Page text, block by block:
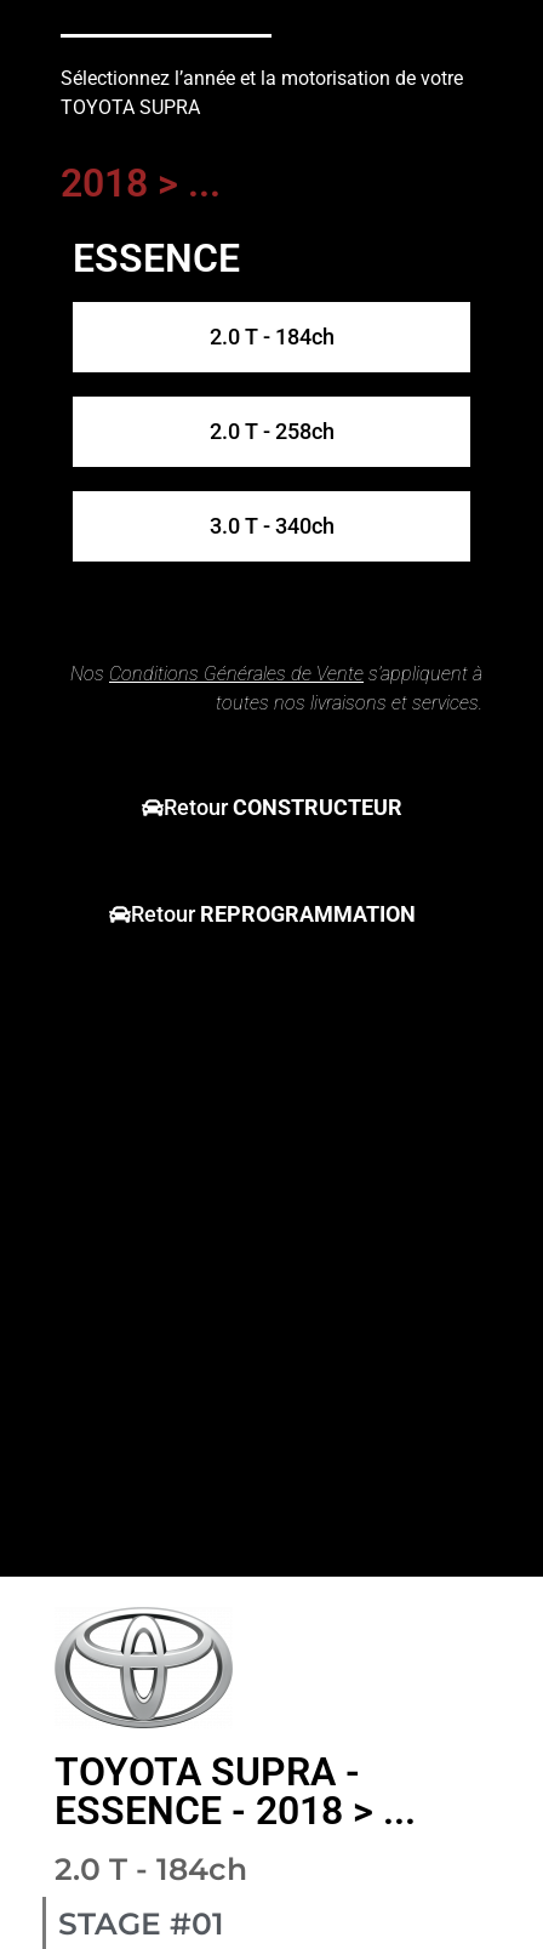
Sélectionnez l’année et la motorisation de votre
TOYOTA SUPRA
2018 > ...
ESSENCE
2.0 T - 184ch
2.0 T - 258ch
3.0 T - 340ch
Nos Conditions Générales de Vente s’appliquent à
toutes nos livraisons et services.
RetourCONSTRUCTEUR
RetourREPROGRAMMATION
TOYOTA SUPRA -
ESSENCE - 2018 > ...
2.0 T - 184ch
STAGE #01